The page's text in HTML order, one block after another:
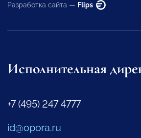
Разработка сайта — Flips
Исполнительная
+7 (495) 247 4777
id@opora.ru